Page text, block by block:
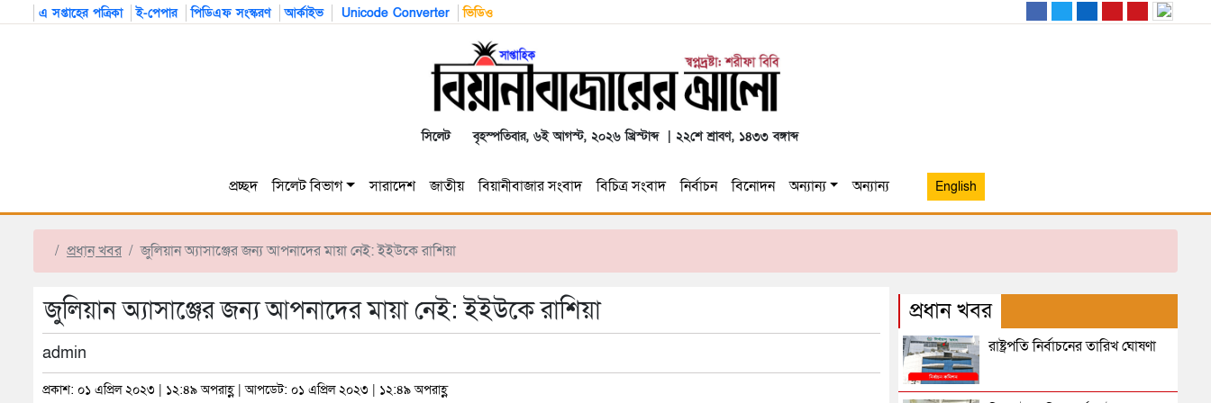
এ সপ্তাহের পত্রিকা ই-পেপার পিডিএফ সংস্করণ আর্কাইভ Unicode Converter ভিডিও
সিলেট বৃহস্পতিবার, ৬ই আগস্ট, ২০২৬ খ্রিস্টাব্দ | ২২শে শ্রাবণ, ১৪৩৩ বঙ্গাব্দ
প্রচ্ছদ সিলেট বিভাগ সারাদেশ জাতীয় বিয়ানীবাজার সংবাদ বিচিত্র সংবাদ নির্বাচন বিনোদন অন্যান্য অন্যান্য English
প্রধান খবর জুলিয়ান অ্যাসাঞ্জের জন্য আপনাদের মায়া নেই: ইইউকে রাশিয়া
জুলিয়ান অ্যাসাঞ্জের জন্য আপনাদের মায়া নেই: ইইউকে রাশিয়া
admin
প্রকাশ: ০১ এপ্রিল ২০২৩ | ১২:৪৯ অপরাহ্ণ | আপডেট: ০১ এপ্রিল ২০২৩ | ১২:৪৯ অপরাহ্ণ
প্রধান খবর
রাষ্ট্রপতি নির্বাচনের তারিখ ঘোষণা